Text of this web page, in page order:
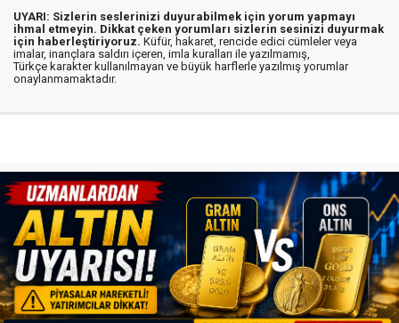
UYARI: Sizlerin seslerinizi duyurabilmek için yorum yapmayı
ihmal etmeyin. Dikkat çeken yorumları sizlerin sesinizi duyurmak
için haberleştiriyoruz. Küfür, hakaret, rencide edici cümleler veya
imalar, inançlara saldırı içeren, imla kuralları ile yazılmamış,
Türkçe karakter kullanılmayan ve büyük harflerle yazılmış yorumlar
onaylanmamaktadır.